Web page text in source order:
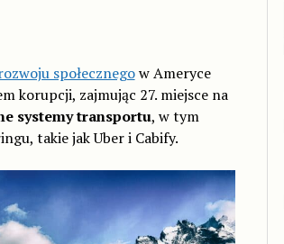
społecznegow Ameryce
korupcji, zajmując 27. miejsce na
systemy transportu, w tym
takie jak Uber i Cabify.